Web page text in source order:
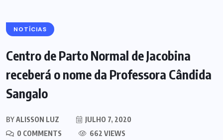
NOTÍCIAS
Centro de Parto Normal de Jacobina
receberá o nome da Professora Cândida
Sangalo
BYALISSON LUZ
JULHO 7, 2020
0 COMMENTS
662 VIEWS